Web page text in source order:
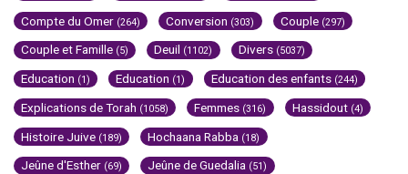
Compte du Omer (264) Conversion (303) Couple (297)
Couple et Famille (5) Deuil (1102) Divers (5037)
Education (1) Education (1) Education des enfants (244)
Explications de Torah (1058) Femmes (316) Hassidout (4)
Histoire Juive (189) Hochaana Rabba (18)
Jeûne d'Esther (69) Jeûne de Guedalia (51)